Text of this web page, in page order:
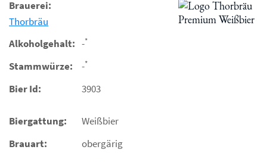
Brauerei:
Thorbräu
Alkoholgehalt: -*
Stammwürze: -*
Bier Id: 3903
Biergattung:
Weißbier
Brauart:
obergärig